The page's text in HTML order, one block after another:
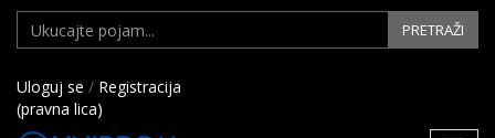
PRETRAŽI
Uloguj se / Registracija
(pravna lica)